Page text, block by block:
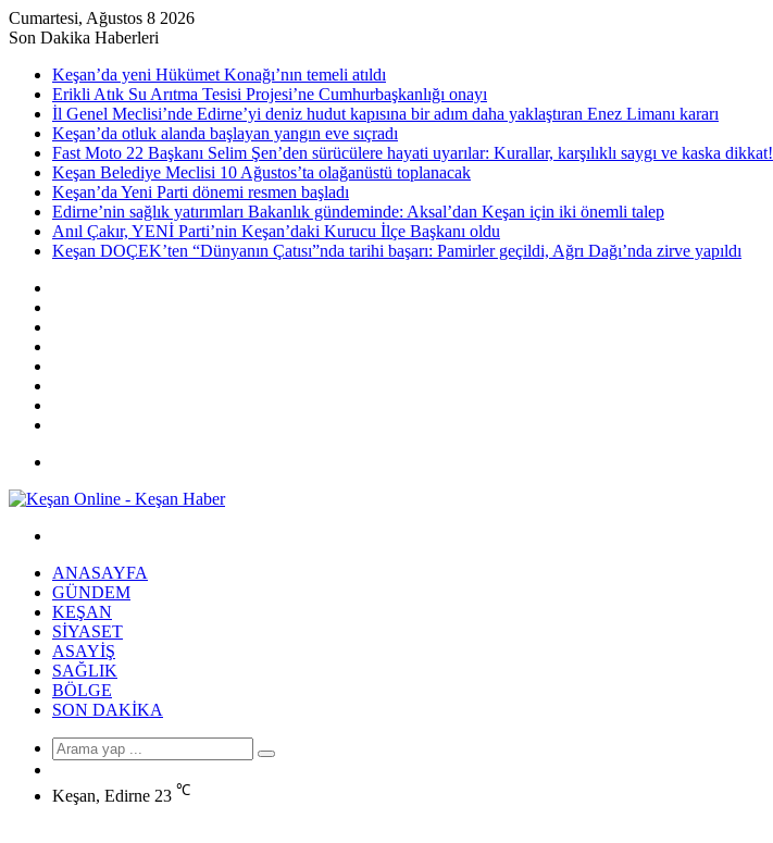
Cumartesi, Ağustos 8 2026
Son Dakika Haberleri
Keşan’da yeni Hükümet Konağı’nın temeli atıldı
Erikli Atık Su Arıtma Tesisi Projesi’ne Cumhurbaşkanlığı onayı
İl Genel Meclisi’nde Edirne’yi deniz hudut kapısına bir adım daha yaklaştıran Enez Limanı kararı
Keşan’da otluk alanda başlayan yangın eve sıçradı
Fast Moto 22 Başkanı Selim Şen’den sürücülere hayati uyarılar: Kurallar, karşılıklı saygı ve kaska dikkat!
Keşan Belediye Meclisi 10 Ağustos’ta olağanüstü toplanacak
Keşan’da Yeni Parti dönemi resmen başladı
Edirne’nin sağlık yatırımları Bakanlık gündeminde: Aksal’dan Keşan için iki önemli talep
Anıl Çakır, YENİ Parti’nin Keşan’daki Kurucu İlçe Başkanı oldu
Keşan DOÇEK’ten “Dünyanın Çatısı”nda tarihi başarı: Pamirler geçildi, Ağrı Dağı’nda zirve yapıldı
...
ANASAYFA
GÜNDEM
KEŞAN
SIYASET
ASAYIŞ
SAĞLIK
BÖLGE
SON DAKIKA
Arama
Makale
Keşan, Edirne 23 ℃